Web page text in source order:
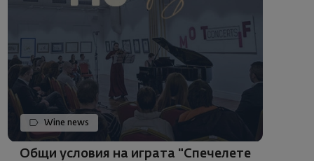
Wine news
Общи условия на играта "Спечелете